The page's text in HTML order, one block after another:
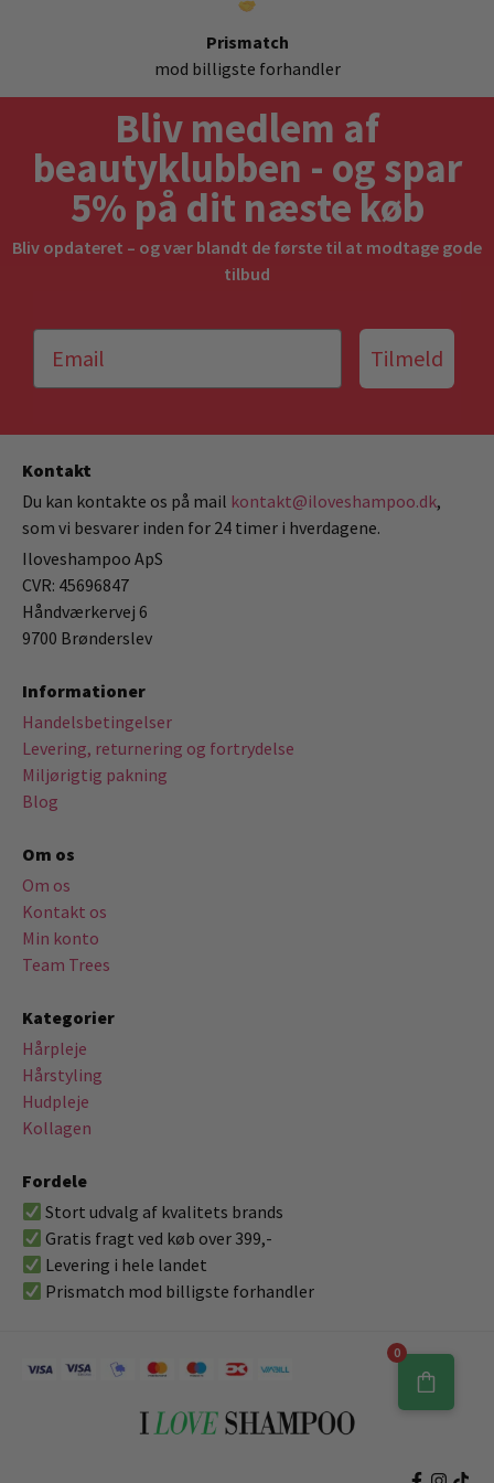
Prismatch
mod billigste forhandler
Bliv medlem af
beautyklubben - og spar
5% på dit næste køb
Bliv opdateret – og vær blandt de første til at modtage gode
tilbud
Tilmeld
Kontakt
Du kan kontakte os på mail kontakt@iloveshampoo.dk,
som vi besvarer inden for 24 timer i hverdagene.
Iloveshampoo ApS
CVR: 45696847
Håndværkervej 6
9700 Brønderslev
Informationer
Handelsbetingelser
Levering, returnering og fortrydelse
Miljørigtig pakning
Blog
Om os
Om os
Kontakt os
Min konto
Team Trees
Kategorier
Hårpleje
Hårstyling
Hudpleje
Kollagen
Fordele
Stort udvalg af kvalitets brands
Gratis fragt ved køb over 399,-
Levering i hele landet
Prismatch mod billigste forhandler
0